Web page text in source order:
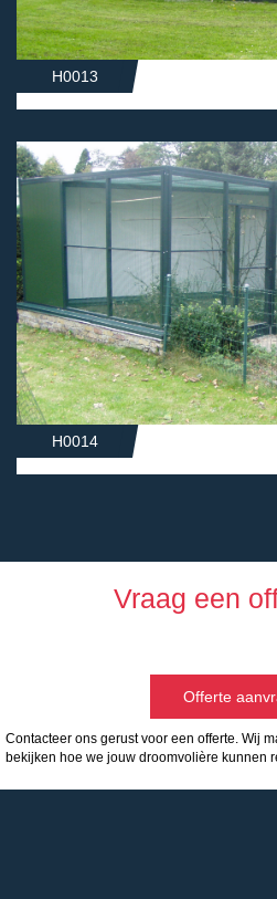
H0013
H0014
Vraag een
Offerte
Contacteer ons gerust voor een offerte. Wij
bekijken hoe we jouw droomvolière kunnen